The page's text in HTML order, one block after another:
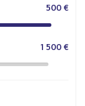
500 €
1 500 €